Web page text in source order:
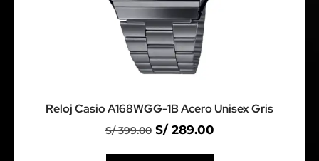
Reloj Casio A168WGG-1B Acero Unisex Gris
S/399.00 S/289.00